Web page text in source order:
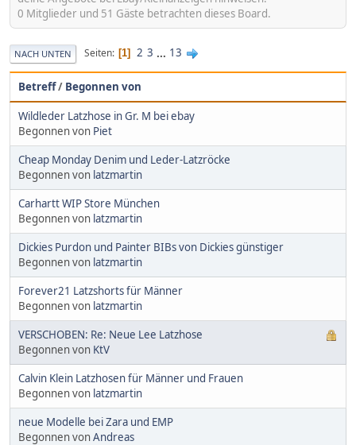
0 Mitglieder und 51 Gäste betrachten dieses Board.
NACH UNTEN Seiten 1 2 3 ... 13
Betreff/ Begonnen von
Wildleder Latzhose in Gr. M bei ebay
Begonnen von Piet
Cheap Monday Denim und Leder-Latzröcke
Begonnen von latzmartin
Carhartt WIP Store München
Begonnen von latzmartin
Dickies Purdon und Painter BIBs von Dickies günstiger
Begonnen von latzmartin
Forever21 Latzshorts für Männer
Begonnen von latzmartin
VERSCHOBEN: Re: Neue Lee Latzhose
Begonnen von KtV
Calvin Klein Latzhosen für Männer und Frauen
Begonnen von latzmartin
neue Modelle bei Zara und EMP
Begonnen vonAndreas